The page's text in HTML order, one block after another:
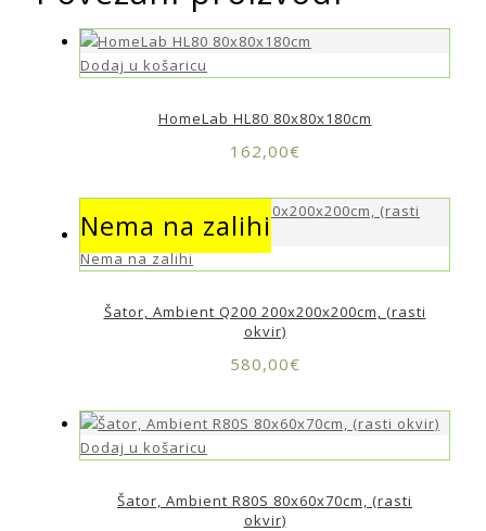
Dodaj u košaricu
HomeLab HL80 80x80x180cm
162,00€
Nema na zalihi
Nema na zalihi
Šator, Ambient Q200 200x200x200cm, (rasti
okvir)
580,00€
Dodaj u košaricu
Šator, Ambient R80S 80x60x70cm, (rasti
okvir)